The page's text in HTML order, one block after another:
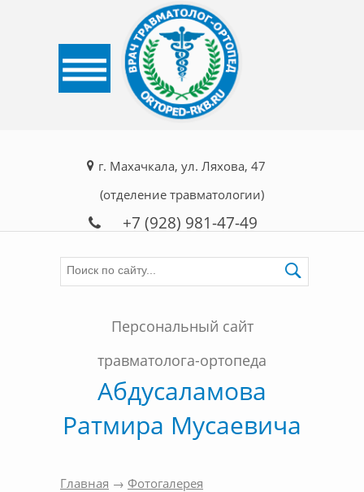
г. Махачкала, ул. Ляхова, 47
(отделение травматологии)
+7 (928) 981-47-49
Персональный сайт
травматолога-ортопеда
Абдусаламова
Ратмира Мусаевича
Главная → Фотогалерея